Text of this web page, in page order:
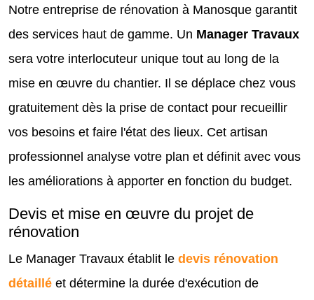
Notre entreprise de rénovation à Manosque garantit
des services haut de gamme. Un Manager Travaux
sera votre interlocuteur unique tout au long de la
mise en œuvre du chantier. Il se déplace chez vous
gratuitement dès la prise de contact pour recueillir
vos besoins et faire l'état des lieux. Cet artisan
professionnel analyse votre plan et définit avec vous
les améliorations à apporter en fonction du budget.
Devis et mise en œuvre du projet de
rénovation
Le Manager Travaux établit le devis rénovation
détaillé et détermine la durée d'exécution de